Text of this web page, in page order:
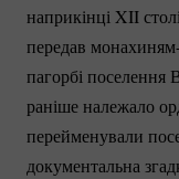
наприкінці XII
передав
пагорбі поселення
раніше належало
перейменували
документальна